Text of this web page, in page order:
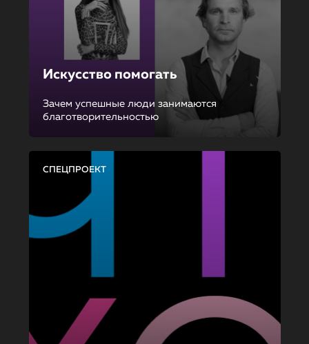
Искусство помогать
Зачем успешные люди занимаются
благотворительностью
СПЕЦПРОЕКТ